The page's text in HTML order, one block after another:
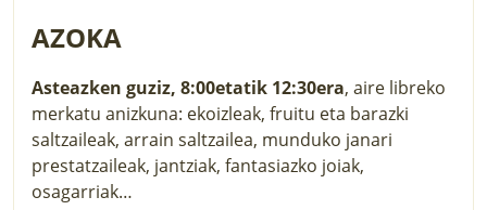
AZOKA
Asteazken guziz, 8:00etatik 12:30era, aire libreko
merkatu anizkuna: ekoizleak, fruitu eta barazki
saltzaileak, arrain saltzailea, munduko janari
prestatzaileak, jantziak, fantasiazko joiak,
osagarriak…